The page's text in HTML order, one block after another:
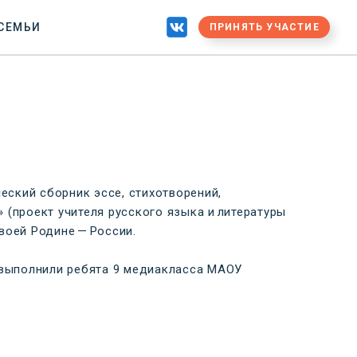
ПРИНЯТЬ УЧАСТИЕ
сборник эссе, стихотворений,
учителя русского языка и литературы
Родине — России.
ребята 9 медиакласса МАОУ